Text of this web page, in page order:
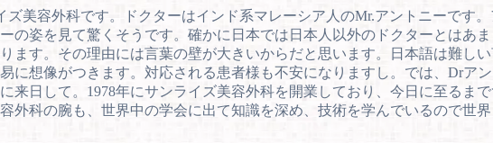
美容外科です。ドクターはインド系マレーシア人のMr.アントニーです
の姿を見て驚くそうです。確かに日本では日本人以外のドクターとはあ
ます。その理由には言葉の壁が大きいからだと思います。日本語は難し
に想像がつきます。対応される患者様も不安になりますし。では、Drア
来日して。1978年にサンライズ美容外科を開業しており、今日に至るま
外科の腕も、世界中の学会に出て知識を深め、技術を学んでいるので世